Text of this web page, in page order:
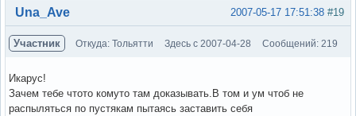
Вне форума #19
2007-05-17 17:51:38
Una_Ave
Участник Откуда: Тольятти Здесь с 2007-04-28 Сообщений: 219
Икарус!
Зачем тебе чтото комуто там доказывать.В том и ум чтоб не
распыляться по пустякам пытаясь заставить себя